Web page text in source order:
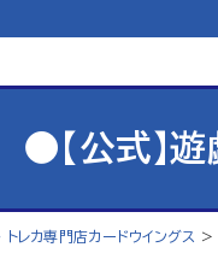
●【公式】
トレカ専門店カードウイングス >